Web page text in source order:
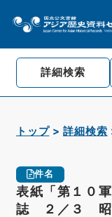
詳細検索
トップ 詳細検索
件名
表紙「第１０
誌 ２／３ 昭